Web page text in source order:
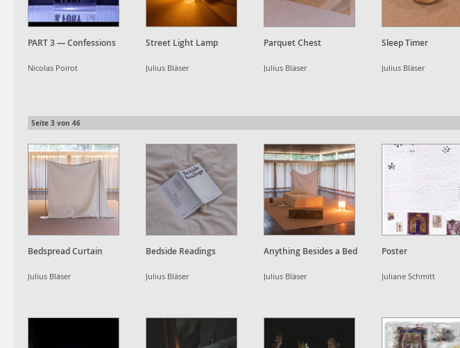
PART 3 — Confessions
Nicolas Poirot
Street Light Lamp
Julius Bläser
Parquet Chest
Julius Bläser
Sleep Timer
Julius Bläser
Seite 3 von 46
Bedspread Curtain
Julius Bläser
Bedside Readings
Julius Bläser
Anything Besides a Bed
Julius Bläser
Poster
Juliane Schmitt